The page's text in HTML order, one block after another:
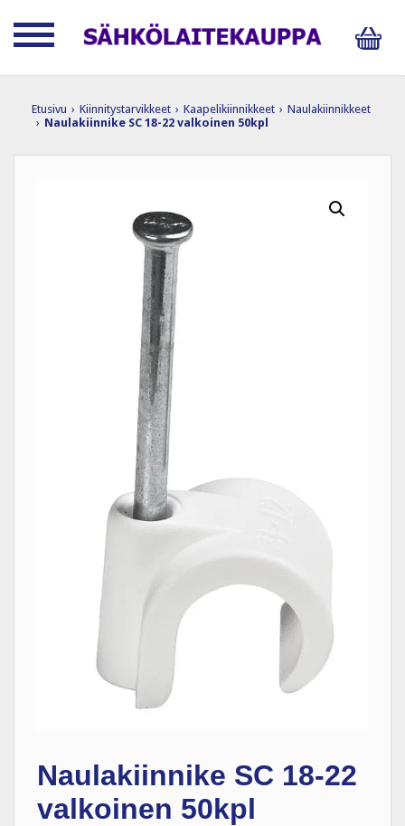
Etusivu › Kiinnitystarvikkeet › Kaapelikiinnikkeet › Naulakiinnikkeet
› Naulakiinnike SC 18-22 valkoinen 50kpl
Naulakiinnike SC 18-22
valkoinen 50kpl